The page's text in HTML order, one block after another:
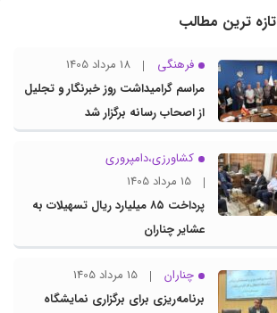
تازه ترین مطالب
فرهنگی
18 مرداد 1405
مراسم گرامیداشت روز خبرنگار و تجلیل
از اصحاب رسانه برگزار شد
کشاورزی،دامپروری
15 مرداد 1405
پرداخت ۸۵ میلیارد ریال تسهیلات به
عشایر چناران
چناران
15 مرداد 1405
برنامه‌ریزی برای برگزاری نمایشگاه